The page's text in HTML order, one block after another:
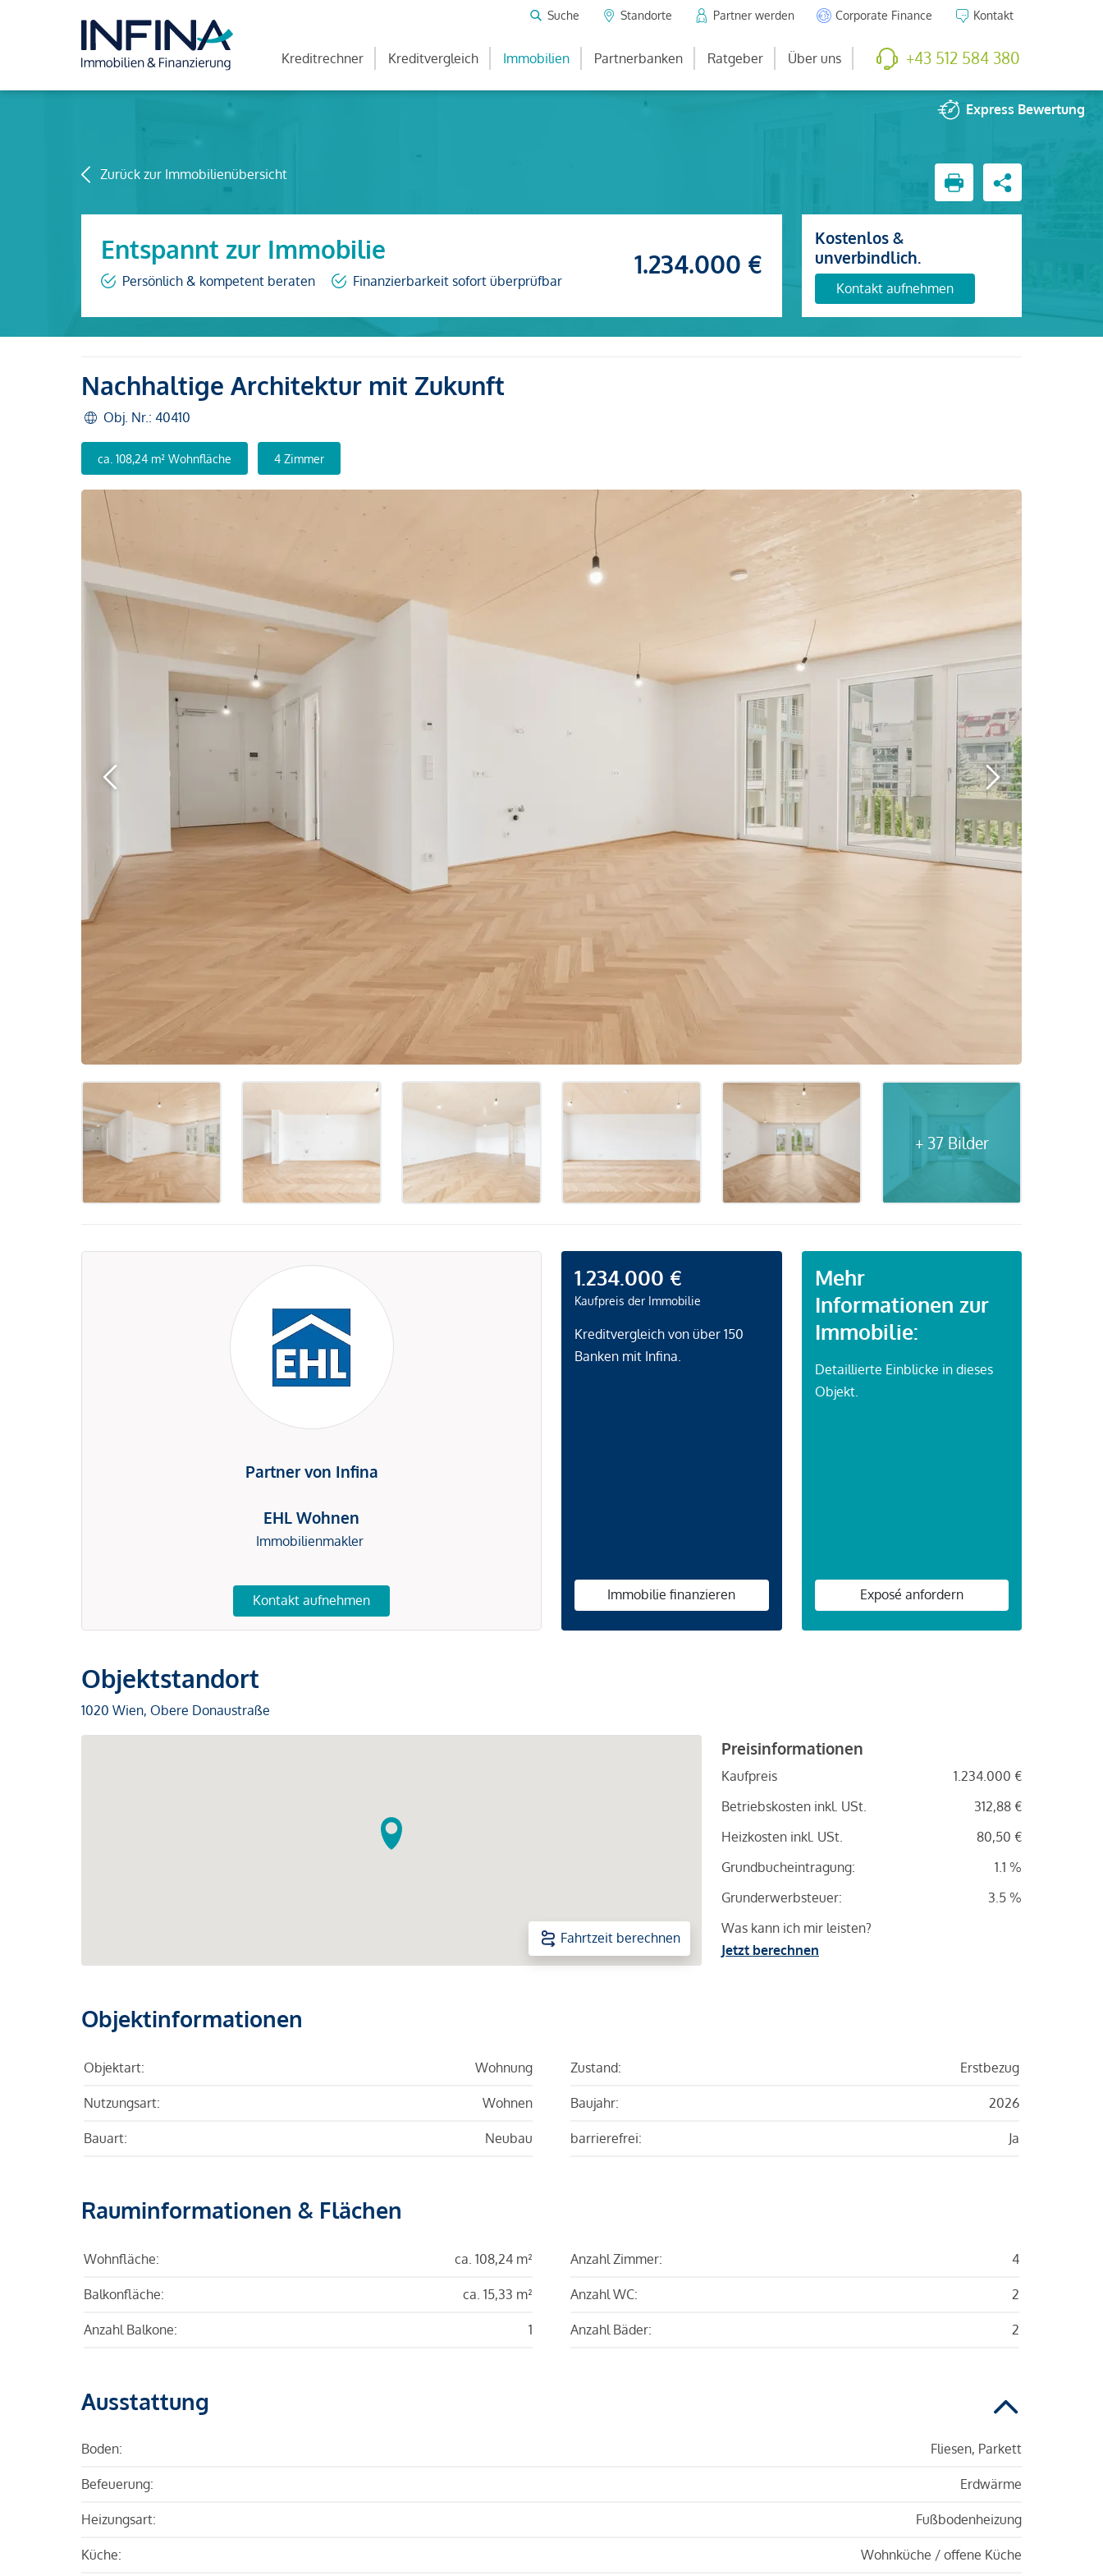
Suche Standorte Partner werden Corporate Finance Kontakt
Kreditrechner Kreditvergleich Immobilien Partnerbanken Ratgeber Über uns +43 512 584 380
Express Bewertung
Zurück zur Immobilienübersicht
Entspannt zur Immobilie
Persönlich & kompetent beraten Finanzierbarkeit sofort überprüfbar
1.234.000 €
Kostenlos &
unverbindlich.
Kontakt aufnehmen
+ 37 Bilder
Nachhaltige Architektur mit Zukunft
Obj. Nr.: 40410
ca. 108,24 m² Wohnfläche 4 Zimmer
Partner von Infina
EHL Wohnen
Immobilienmakler
Kontakt aufnehmen
1.234.000 €
Kaufpreis der Immobilie
Kreditvergleich von über 150
Banken mit Infina.
Immobilie finanzieren
Mehr
Informationen zur
Immobilie:
Detaillierte Einblicke in dieses
Objekt.
Exposé anfordern
Objektstandort
1020 Wien, Obere Donaustraße
Fahrtzeit berechnen
Preisinformationen
Kaufpreis
1.234.000 €
Betriebskosten inkl. USt.
312,88 €
Heizkosten inkl. USt.
80,50 €
Grundbucheintragung:
1.1 %
Grunderwerbsteuer:
3.5 %
Was kann ich mir leisten?
Jetzt berechnen
Objektinformationen
Objektart: Wohnung
Nutzungsart: Wohnen
Bauart: Neubau
Zustand: Erstbezug
Baujahr: 2026
barrierefrei: Ja
Rauminformationen & Flächen
Wohnfläche: ca. 108,24 m²
Balkonfläche: ca. 15,33 m²
Anzahl Balkone: 1
Anzahl Zimmer: 4
Anzahl WC: 2
Anzahl Bäder: 2
Ausstattung
Boden: Fliesen, Parkett
Befeuerung: Erdwärme
Heizungsart: Fußbodenheizung
Küche: Wohnküche / offene Küche